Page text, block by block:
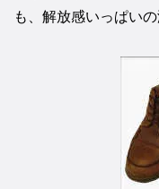
も、解放感いっぱい